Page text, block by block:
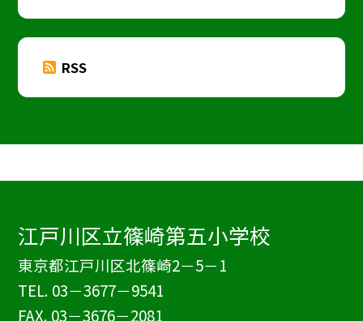
RSS
江戸川区立篠崎第五小学校
東京都江戸川区北篠崎2－5－1
TEL. 03－3677－9541
FAX. 03－3676－2081